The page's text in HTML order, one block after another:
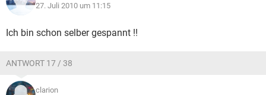
27. Juli 2010 um 11:15
Ich bin schon selber gespannt !!
ANTWORT 17 / 38
clarion